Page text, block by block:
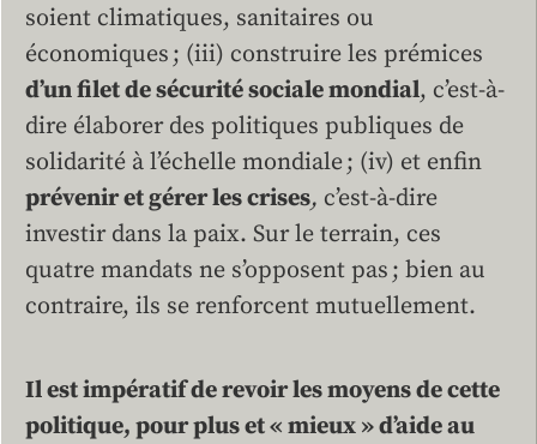
soient climatiques, sanitaires ou
économiques ; (iii) construire les prémices
d’un filet de sécurité sociale mondial, c’est-à-
dire élaborer des politiques publiques de
solidarité à l’échelle mondiale ; (iv) et enfin
prévenir et gérer les crises, c’est-à-dire
investir dans la paix. Sur le terrain, ces
quatre mandats ne s’opposent pas ; bien au
contraire, ils se renforcent mutuellement.
Il est impératif de revoir les moyens de cette
politique, pour plus et « mieux » d’aide au